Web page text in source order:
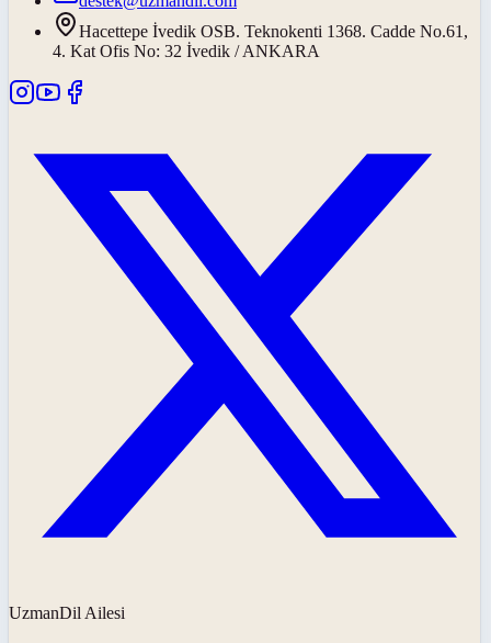
Hacettepe İvedik OSB. Teknokenti 1368. Cadde No.61,
4. Kat Ofis No: 32 İvedik / ANKARA
UzmanDil Ailesi